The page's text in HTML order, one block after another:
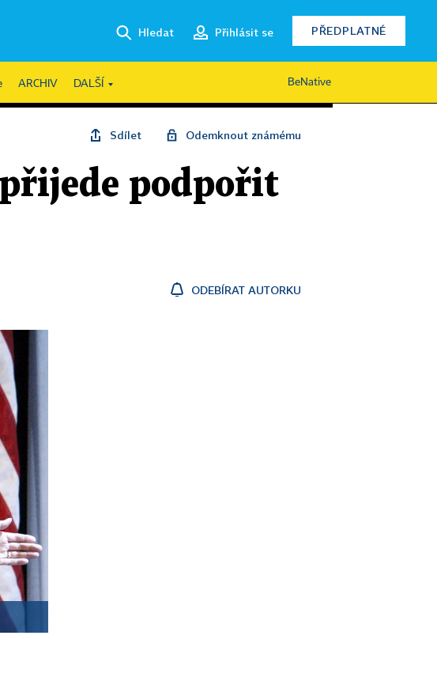
Hledat Přihlásit se PŘEDPLATNÉ
ARCHIV DALŠÍ BeNative
Sdílet Odemknout známému
podpořit
ODEBÍRAT AUTORKU